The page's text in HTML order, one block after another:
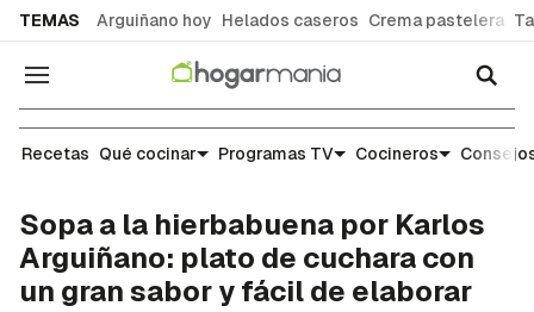
TEMAS Arguiñano hoy Helados caseros Crema pastelera
Navegación
Recetas
Recetas Qué cocinar Programas TV Cocineros
Sopa a la hierbabuena por Karlos
Arguiñano: plato de cuchara con
un gran sabor y fácil de elaborar